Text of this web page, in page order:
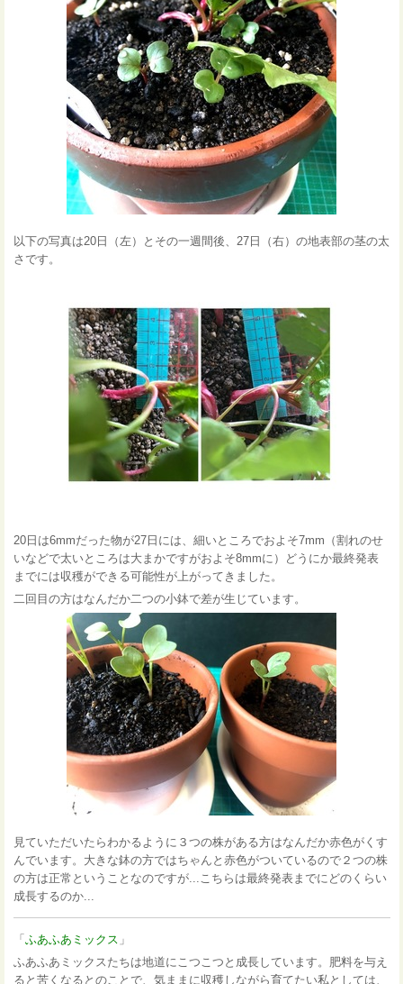
以下の写真は20日（左）とその一週間後、27日（右）の地表部の茎の太
さです。
20日は6mmだった物が27日には、細いところでおよそ7mm（割れのせ
いなどで太いところは大まかですがおよそ8mmに）どうにか最終発表
までには収穫ができる可能性が上がってきました。
二回目の方はなんだか二つの小鉢で差が生じています。
見ていただいたらわかるように３つの株がある方はなんだか赤色がくす
んでいます。大きな鉢の方ではちゃんと赤色がついているので２つの株
の方は正常ということなのですが...こちらは最終発表までにどのくらい
成長するのか...
「ふあふあミックス 」
ふあふあミックスたちは地道にこつこつと成長しています。肥料を与え
ると苦くなるとのことで、気ままに収穫しながら育てたい私としては、